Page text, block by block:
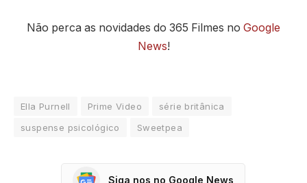
Não perca as novidades do 365 Filmes no Google
News!
Ella Purnell Prime Video
série britânica
suspense psicológico
Sweetpea
Siga nos no Google News